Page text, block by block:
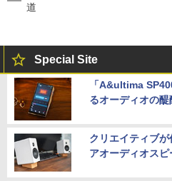
道
Special Site
「A&ultima
るオーディオの醍
クリエイティブ
アオーディオスピ